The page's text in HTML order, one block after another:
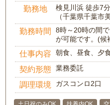
勤務地
検見川浜 徒歩7分
（千葉県千葉市
勤務時間
8時～20時の間
が可能です。(候
仕事内容 朝食、昼食、夕
契約形態 業務委託
調理環境 ガスコンロ2口